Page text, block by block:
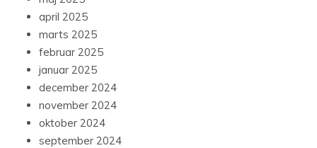
april 2025
marts 2025
februar 2025
januar 2025
december 2024
november 2024
oktober 2024
september 2024